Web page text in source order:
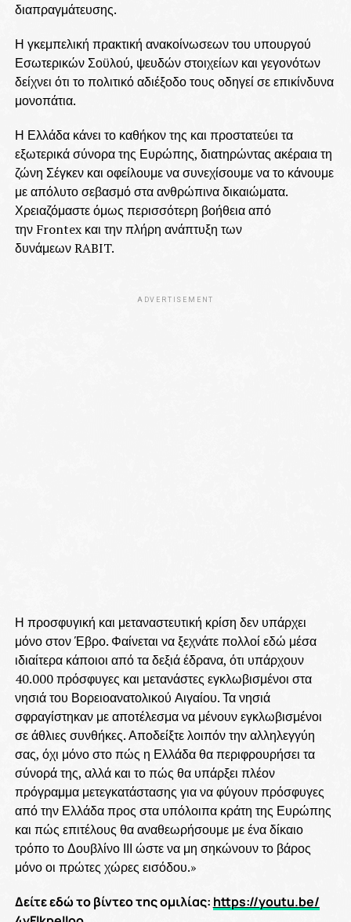
διαπραγμάτευσης.
Η γκεμπελική πρακτική ανακοίνωσεων του υπουργού
Εσωτερικών Σοϋλού, ψευδών στοιχείων και γεγονότων
δείχνει ότι το πολιτικό αδιέξοδο τους οδηγεί σε επικίνδυνα
μονοπάτια.
Η Ελλάδα κάνει το καθήκον της και προστατεύει τα
εξωτερικά σύνορα της Ευρώπης, διατηρώντας ακέραια τη
ζώνη Σέγκεν και οφείλουμε να συνεχίσουμε να το κάνουμε
με απόλυτο σεβασμό στα ανθρώπινα δικαιώματα.
Χρειαζόμαστε όμως περισσότερη βοήθεια από
την Frontex και την πλήρη ανάπτυξη των
δυνάμεων RABIT.
ADVERTISEMENT
Η προσφυγική και μεταναστευτική κρίση δεν υπάρχει
μόνο στον Έβρο. Φαίνεται να ξεχνάτε πολλοί εδώ μέσα
ιδιαίτερα κάποιοι από τα δεξιά έδρανα, ότι υπάρχουν
40.000 πρόσφυγες και μετανάστες εγκλωβισμένοι στα
νησιά του Βορειοανατολικού Αιγαίου. Τα νησιά
σφραγίστηκαν με αποτέλεσμα να μένουν εγκλωβισμένοι
σε άθλιες συνθήκες. Αποδείξτε λοιπόν την αλληλεγγύη
σας, όχι μόνο στο πώς η Ελλάδα θα περιφρουρήσει τα
σύνορά της, αλλά και το πώς θα υπάρξει πλέον
πρόγραμμα μετεγκατάστασης για να φύγουν πρόσφυγες
από την Ελλάδα προς στα υπόλοιπα κράτη της Ευρώπης
και πώς επιτέλους θα αναθεωρήσουμε με ένα δίκαιο
τρόπο το Δουβλίνο ΙΙΙ ώστε να μη σηκώνουν το βάρος
μόνο οι πρώτες χώρες εισόδου.»
Δείτε εδώ το βίντεο της ομιλίας: https://youtu.be/